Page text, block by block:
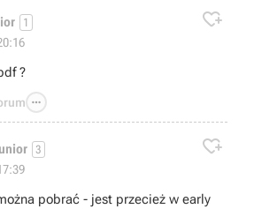
1 
?

3 
pobrać - jest przecież w early